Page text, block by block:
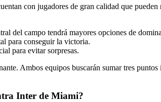
con jugadores de gran calidad que
del campo tendrá mayores opciones de
para conseguir la victoria.
para evitar sorpresas.
Ambos equipos buscarán sumar tres
Inter de Miami?